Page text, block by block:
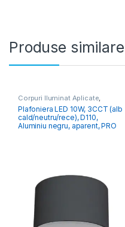
Produse similare
Corpuri Iluminat Aplicate,
Iluminat Modern
Plafoniera LED 10W, 3CCT (alb
cald/neutru/rece), D110,
Aluminiu negru, aparent, PRO